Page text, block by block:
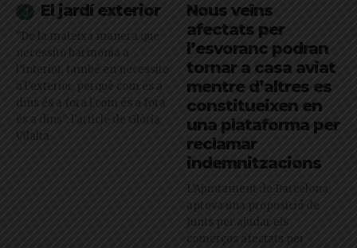
El jardí exterior
"De la mateixa manera que
necessito harmonia a
l’interior, també en necessito
a l’exterior, perquè com és a
dins és a fora i com és a fora
és a dins": l'article de Glòria
Vilalta
Nous veïns
afectats per
l’esvoranc podran
tornar a casa aviat
mentre d’altres es
constitueixen en
una plataforma per
reclamar
indemnitzacions
L’Ajuntament de Barcelona
aprova una proposició de
Junts per ajudar els
comerços afectats per